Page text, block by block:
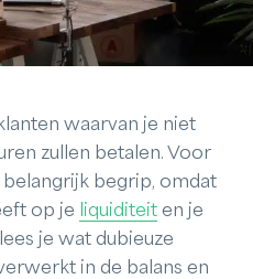
waarvan je niet
zullen betalen. Voor
begrip, omdat
op je liquiditeit en je
je wat dubieuze
in de balans en